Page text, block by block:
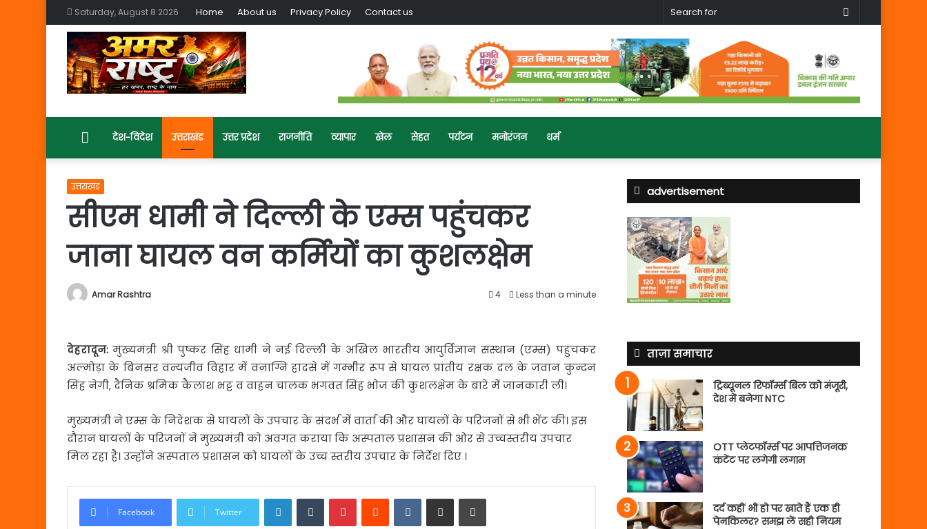
Saturday, August 8 2026 Home About us Privacy Policy Contact us
Search
Homeदेश-विदेश उत्तराखंड उत्तर प्रदेश राजनीति व्यापार खेल सेहत पर्यटन मनोरंजन धर्म
उत्तराखंड
सीएम धामी ने दिल्ली के एम्स पहुंचकर
जाना घायल वन कर्मियों का कुशलक्षेम
Amar Rashtra 4 Less than a minute
देहरादून:मुख्यमंत्री श्री पुष्कर सिंह धामी ने नई दिल्ली के अखिल भारतीय आयुर्विज्ञान संस्थान (एम्स) पहुंचकर
अल्मोड़ा के बिनसर वन्यजीव विहार में वनाग्नि हादसे में गम्भीर रूप से घायल प्रांतीय रक्षक दल के जवान कुन्दन
सिंह नेगी, दैनिक श्रमिक कैलाश भट्ट व वाहन चालक भगवत सिंह भोज की कुशलक्षेम के बारे में जानकारी ली।
मुख्यमंत्री ने एम्स के निदेशक से घायलों के उपचार के संदर्भ में वार्ता की और घायलों के परिजनों से भी भेंट की। इस
दौरान घायलों के परिजनों ने मुख्यमंत्री को अवगत कराया कि अस्पताल प्रशासन की ओर से उच्चस्तरीय उपचार
मिल रहा है। उन्होंने अस्पताल प्रशासन को घायलों के उच्च स्तरीय उपचार के निर्देश दिए ।
Facebook Twitter
LinkedInTumblrPinterestReddit VKontakte
Share via Email Print
advertisement
ताज़ा समाचार
ट्रिब्यूनल रिफॉर्म्स बिल को मंजूरी,
देश में बनेगा NTC
OTT प्लेटफॉर्म्स पर आपत्तिजनक
कंटेंट पर लगेगी लगाम
दर्द कहीं भी हो पर खाते हैं एक ही
पेनकिलर? समझ लें सही नियम